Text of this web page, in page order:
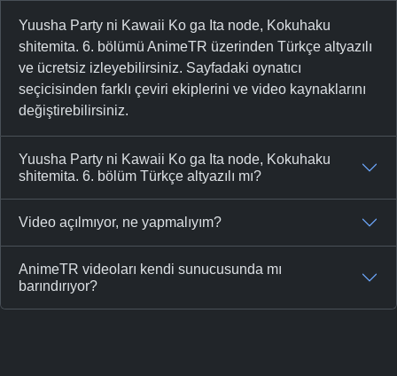
Yuusha Party ni Kawaii Ko ga Ita node, Kokuhaku
shitemita. 6. bölümü AnimeTR üzerinden Türkçe altyazılı
ve ücretsiz izleyebilirsiniz. Sayfadaki oynatıcı
seçicisinden farklı çeviri ekiplerini ve video kaynaklarını
değiştirebilirsiniz.
Yuusha Party ni Kawaii Ko ga Ita node, Kokuhaku
shitemita. 6. bölüm Türkçe altyazılı mı?
Video açılmıyor, ne yapmalıyım?
AnimeTR videoları kendi sunucusunda mı
barındırıyor?